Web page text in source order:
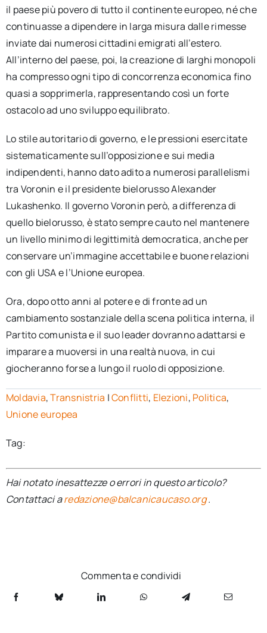
il paese più povero di tutto il continente europeo, né che
continuasse a dipendere in larga misura dalle rimesse
inviate dai numerosi cittadini emigrati all’estero.
All’interno del paese, poi, la creazione di larghi monopoli
ha compresso ogni tipo di concorrenza economica fino
quasi a sopprimerla, rappresentando così un forte
ostacolo ad uno sviluppo equilibrato.
Lo stile autoritario di governo, e le pressioni esercitate
sistematicamente sull’opposizione e sui media
indipendenti, hanno dato adito a numerosi parallelismi
tra Voronin e il presidente bielorusso Alexander
Lukashenko. Il governo Voronin però, a differenza di
quello bielorusso, è stato sempre cauto nel mantenere
un livello minimo di legittimità democratica, anche per
conservare un’immagine accettabile e buone relazioni
con gli USA e l’Unione europea.
Ora, dopo otto anni al potere e di fronte ad un
cambiamento sostanziale della scena politica interna, il
Partito comunista e il suo leader dovranno adattarsi e
imparare a muoversi in una realtà nuova, in cui
giocheranno forse a lungo il ruolo di opposizione.
Moldavia,Transnistria |Conflitti, Elezioni, Politica,
Unione europea
Tag:
Hai notato inesattezze o errori in questo articolo?
Contattaci aredazione@balcanicaucaso.org.
Commenta e condividi